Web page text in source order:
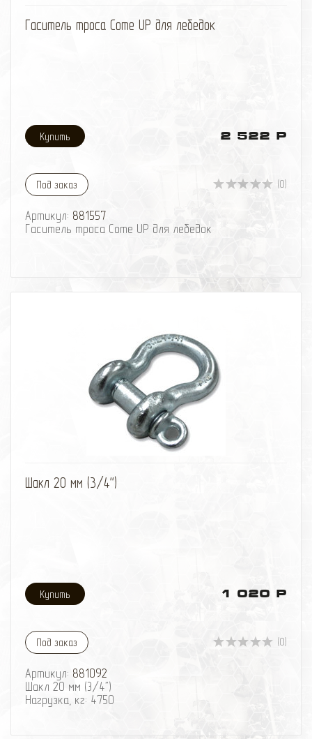
Гаситель троса Come UP для лебедок
2 522 Р
Под заказ (0)
Артикул: 881557
Гаситель троса Come UP для лебедок
Шакл 20 мм (3/4'')
1 020 Р
Под заказ (0)
Артикул: 881092
Шакл 20 мм (3/4")
Нагрузка, кг: 4750